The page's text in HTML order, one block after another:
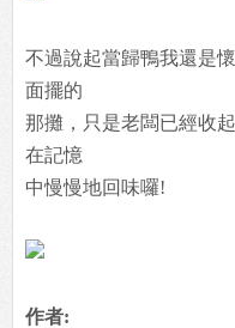
不過說起當歸鴨我還是
面擺的
那攤，只是老闆已經收
在記憶
中慢慢地回味囉!
作者: